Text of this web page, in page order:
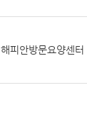
해피안방문요양센터